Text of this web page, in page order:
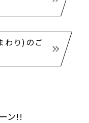
わり)のご
ン!!